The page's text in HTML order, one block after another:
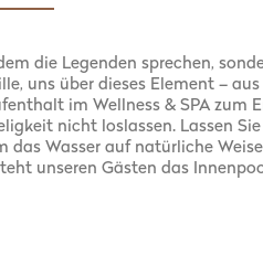
die Legenden sprechen,
uns über dieses Element –
im Wellness & SPA zum
nicht loslassen. Lassen
das Wasser auf natürliche
unseren Gästen das